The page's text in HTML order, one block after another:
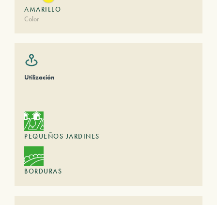
AMARILLO
Color
Utilización
PEQUEÑOS JARDINES
BORDURAS